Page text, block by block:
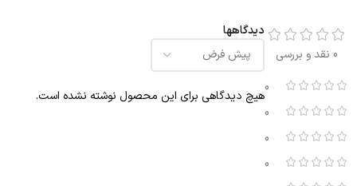
0 نقد و بررسی
0
0
0
0
دیدگاهها
هیچ دیدگاهی برای این محصول نوشته نشده است.